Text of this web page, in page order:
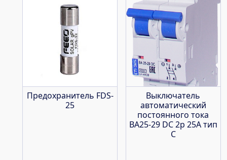
Предохранитель FDS-
25
Выключатель
автоматический
постоянного тока
ВА25-29 DC 2р 25А тип
С